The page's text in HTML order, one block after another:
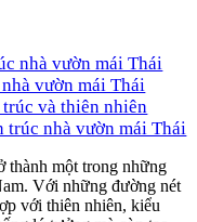
nhà vườn mái Thái
vườn mái Thái
và thiên nhiên
trúc nhà vườn mái Thái
thành một trong những
Với những đường nét
với thiên nhiên, kiểu